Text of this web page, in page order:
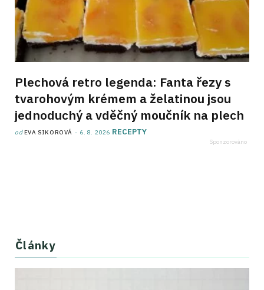
Plechová retro legenda: Fanta řezy s
tvarohovým krémem a želatinou jsou
jednoduchý a vděčný moučník na plech
odEVA SIKOROVÁ 6. 8. 2026 RECEPTY
Články